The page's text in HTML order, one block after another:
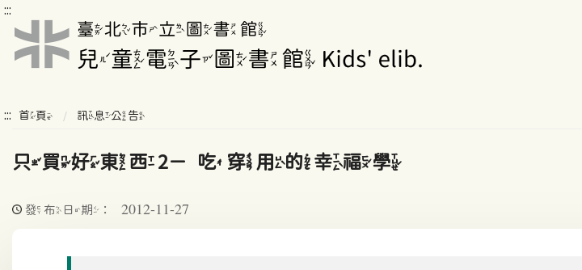
:::
::: 首頁 訊息公告
只買好東西2－吃穿用的幸福學
發布日期： 2012-11-27